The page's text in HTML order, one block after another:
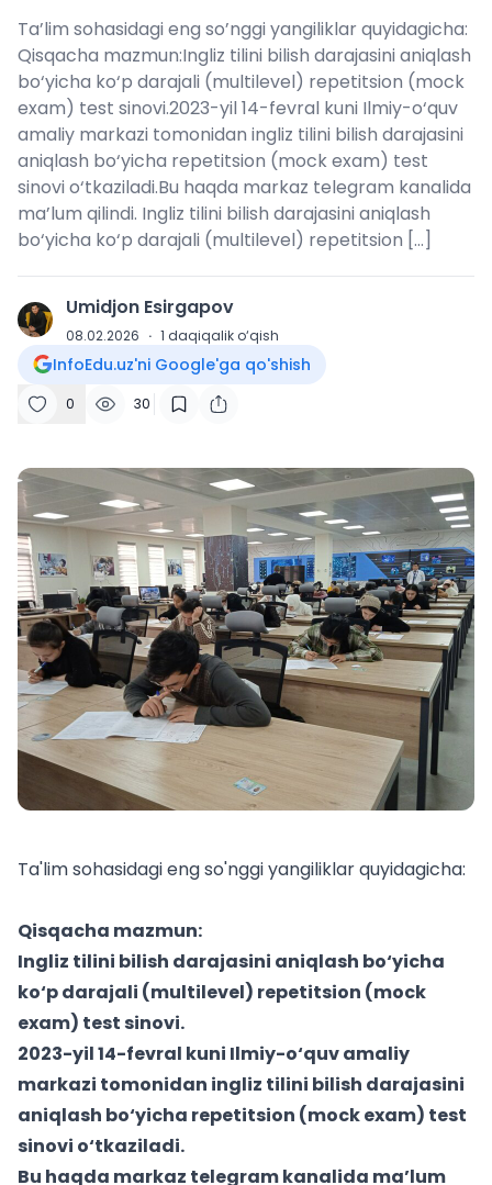
Ta’lim sohasidagi eng so’nggi yangiliklar quyidagicha:
Qisqacha mazmun:Ingliz tilini bilish darajasini aniqlash
bo‘yicha ko‘p darajali (multilevel) repetitsion (mock
exam) test sinovi.2023-yil 14-fevral kuni Ilmiy-o‘quv
amaliy markazi tomonidan ingliz tilini bilish darajasini
aniqlash bo‘yicha repetitsion (mock exam) test
sinovi o‘tkaziladi.Bu haqda markaz telegram kanalida
ma’lum qilindi. Ingliz tilini bilish darajasini aniqlash
bo‘yicha ko‘p darajali (multilevel) repetitsion […]
U Umidjon Esirgapov
08.02.2026 · 1 daqiqalik o‘qish
InfoEdu.uz'ni Google'ga qo'shish
0 30
Ta'lim sohasidagi eng so'nggi yangiliklar quyidagicha:
Qisqacha mazmun:
Ingliz tilini bilish darajasini aniqlash bo‘yicha
ko‘p darajali (multilevel) repetitsion (mock
exam) test sinovi.
2023-yil 14-fevral kuni Ilmiy-o‘quv amaliy
markazi tomonidan ingliz tilini bilish darajasini
aniqlash bo‘yicha repetitsion (mock exam) test
sinovi o‘tkaziladi.
Bu haqda markaz telegram kanalida ma’lum